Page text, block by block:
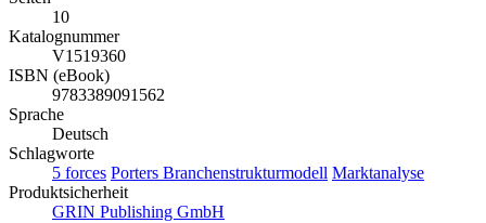
10
Katalognummer
V1519360
ISBN (eBook)
9783389091562
Sprache
Deutsch
Schlagworte
5 forces Porters Branchenstrukturmodell Marktanalyse
Produktsicherheit
GRIN Publishing GmbH